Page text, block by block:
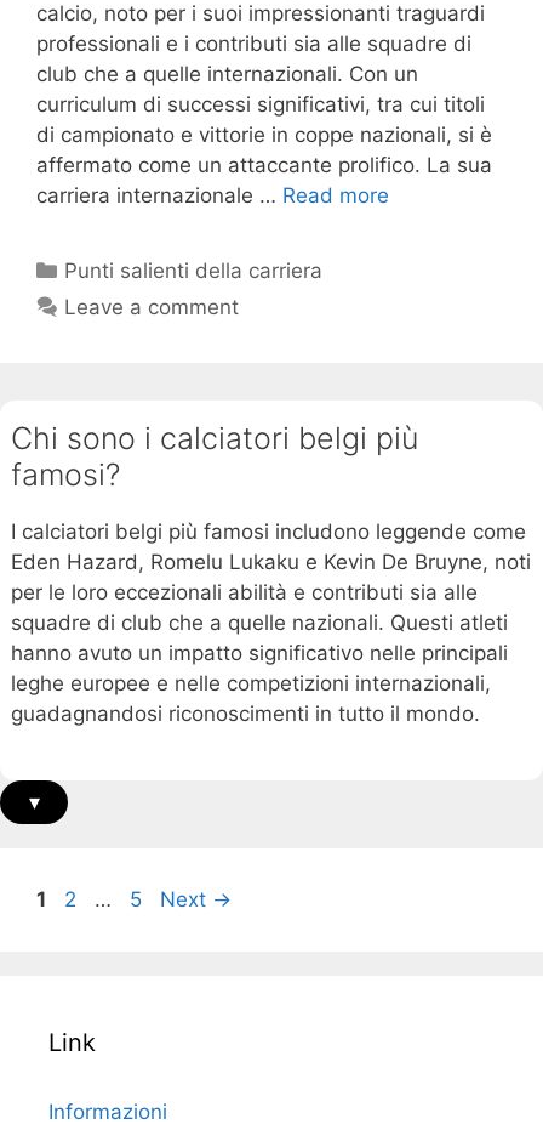
calcio, noto per i suoi impressionanti traguardi
professionali e i contributi sia alle squadre di
club che a quelle internazionali. Con un
curriculum di successi significativi, tra cui titoli
di campionato e vittorie in coppe nazionali, si è
affermato come un attaccante prolifico. La sua
carriera internazionale … Read more
Categories
Punti salienti della carriera
Leave a comment
Chi sono i calciatori belgi più
famosi?
I calciatori belgi più famosi includono leggende come
Eden Hazard, Romelu Lukaku e Kevin De Bruyne, noti
per le loro eccezionali abilità e contributi sia alle
squadre di club che a quelle nazionali. Questi atleti
hanno avuto un impatto significativo nelle principali
leghe europee e nelle competizioni internazionali,
guadagnandosi riconoscimenti in tutto il mondo.
▾
Page
1 Page
2 … Page
5 Next →
Link
Informazioni